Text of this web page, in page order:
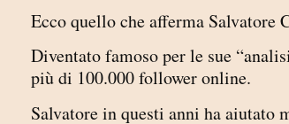
Ecco quello che afferma
Diventato famoso per le sue
più di 100.000 follower online.
Salvatore in questi anni ha aiutato